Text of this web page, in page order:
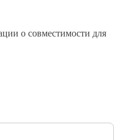
о совместимости для